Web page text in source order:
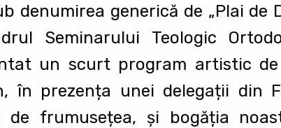
denumirea generică de „Plai de
Seminarului Teologic
un scurt program artistic
în prezența unei delegații din
de frumusețea, și bogăția